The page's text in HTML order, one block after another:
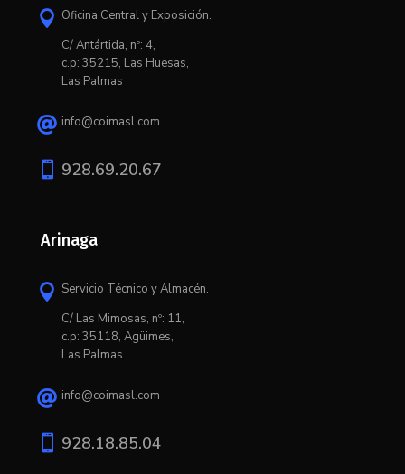
 Oficina Central y Exposición.
C/ Antártida, nº: 4,
c.p: 35215, Las Huesas,
Las Palmas
 info@coimasl.com
 928.69.20.67
Arinaga
 Servicio Técnico y Almacén.
C/ Las Mimosas, nº: 11,
c.p: 35118, Agüimes,
Las Palmas
 info@coimasl.com
 928.18.85.04